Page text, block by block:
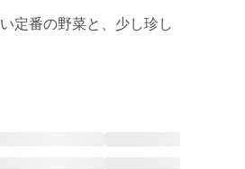
定番の野菜と、少し珍し